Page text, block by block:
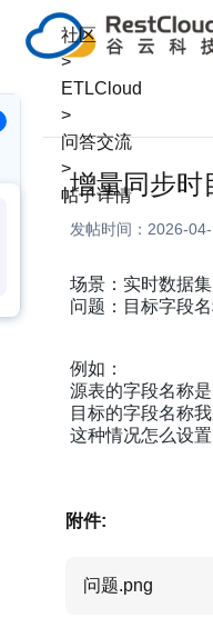
社区
>
ETLCloud
>
问答交流
>
帖子详情
增量同步时
发帖时间： 2026-
场景：实时数据
问题：目标字段
例如：
源表的字段名称
目标的字段名称
这种情况怎么设
附件:
问题.png